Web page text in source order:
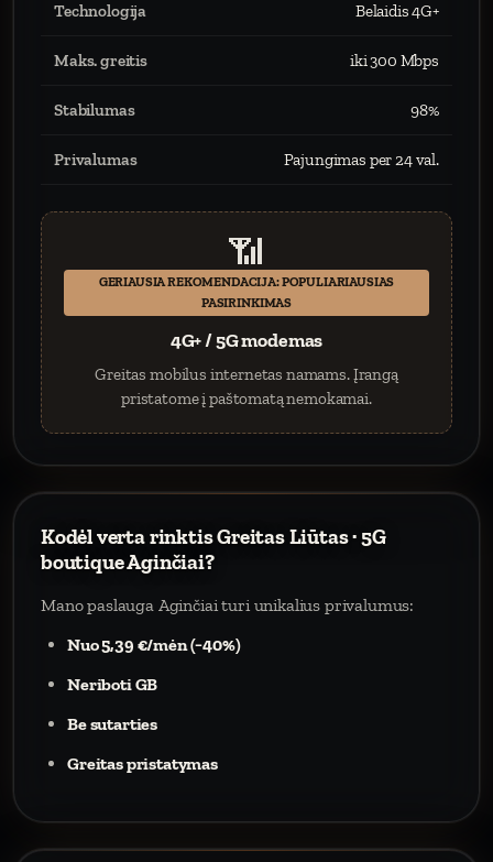
Technologija Belaidis 4G+
Maks. greitis iki 300 Mbps
Stabilumas 98%
Privalumas Pajungimas per 24 val.
📶
GERIAUSIA REKOMENDACIJA: POPULIARIAUSIAS
PASIRINKIMAS
4G+ / 5G modemas
Greitas mobilus internetas namams. Įrangą
pristatome į paštomatą nemokamai.
Kodėl verta rinktis Greitas Liūtas · 5G
boutique Aginčiai?
Mano paslauga Aginčiai turi unikalius privalumus:
Nuo 5,39 €/mėn (−40%)
Neriboti GB
Be sutarties
Greitas pristatymas